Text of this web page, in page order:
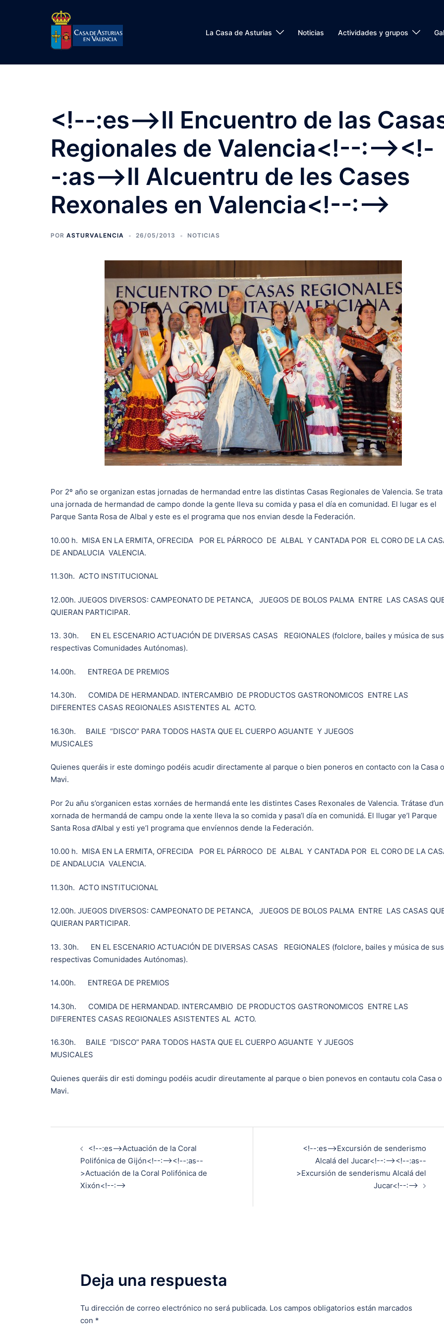
La Casa de Asturias Noticias Actividades y grupos
<!--:es-->II Encuentro de las
Regionales de Valencia<!--:--><!-
-:as-->II Alcuentru de les Cases
Rexonales en Valencia<!--:-->
POR ASTURVALENCIA 26/05/2013 NOTICIAS
Por 2º año se organizan estas jornadas de hermandad entre las distintas Casas Regionales de Valencia. Se trata
una jornada de hermandad de campo donde la gente lleva su comida y pasa el día en comunidad. El lugar es el
Parque Santa Rosa de Albal y este es el programa que nos envian desde la Federación.
10.00 h. MISA EN LA ERMITA, OFRECIDA POR EL PÁRROCO DE ALBAL Y CANTADA POR EL CORO DE LA
DE ANDALUCIA VALENCIA.
11.30h. ACTO INSTITUCIONAL
12.00h. JUEGOS DIVERSOS: CAMPEONATO DE PETANCA, JUEGOS DE BOLOS PALMA ENTRE LAS CASAS
QUIERAN PARTICIPAR.
13. 30h. EN EL ESCENARIO ACTUACIÓN DE DIVERSAS CASAS REGIONALES (folclore, bailes y música de sus
respectivas Comunidades Autónomas).
14.00h. ENTREGA DE PREMIOS
14.30h. COMIDA DE HERMANDAD. INTERCAMBIO DE PRODUCTOS GASTRONOMICOS ENTRE LAS
DIFERENTES CASAS REGIONALES ASISTENTES AL ACTO.
16.30h. BAILE “DISCO” PARA TODOS HASTA QUE EL CUERPO AGUANTE Y JUEGOS
MUSICALES
Quienes queráis ir este domingo podéis acudir directamente al parque o bien poneros en contacto con la Casa o
Mavi.
Por 2u añu s’organicen estas xornáes de hermandá ente les distintes Cases Rexonales de Valencia. Trátase
xornada de hermandá de campu onde la xente lleva la so comida y pasa’l día en comunidá. El llugar ye’l Parque
Santa Rosa d’Albal y esti ye’l programa que envíennos dende la Federación.
10.00 h. MISA EN LA ERMITA, OFRECIDA POR EL PÁRROCO DE ALBAL Y CANTADA POR EL CORO DE LA
DE ANDALUCIA VALENCIA.
11.30h. ACTO INSTITUCIONAL
12.00h. JUEGOS DIVERSOS: CAMPEONATO DE PETANCA, JUEGOS DE BOLOS PALMA ENTRE LAS CASAS
QUIERAN PARTICIPAR.
13. 30h. EN EL ESCENARIO ACTUACIÓN DE DIVERSAS CASAS REGIONALES (folclore, bailes y música de sus
respectivas Comunidades Autónomas).
14.00h. ENTREGA DE PREMIOS
14.30h. COMIDA DE HERMANDAD. INTERCAMBIO DE PRODUCTOS GASTRONOMICOS ENTRE LAS
DIFERENTES CASAS REGIONALES ASISTENTES AL ACTO.
16.30h. BAILE “DISCO” PARA TODOS HASTA QUE EL CUERPO AGUANTE Y JUEGOS
MUSICALES
Quienes queráis dir esti domingu podéis acudir direutamente al parque o bien ponevos en contautu cola Casa o
Mavi.
entradas
<!--:es-->Actuación de la Coral
Polifónica de Gijón<!--:--><!--:as--
>Actuación de la Coral Polifónica de
Xixón<!--:-->
<!--:es-->Excursión de senderismo
Alcalá del Jucar<!--:--><!--:as--
>Excursión de senderismu Alcalá del
Jucar<!--:-->
Deja una respuesta
Tu dirección de correo electrónico no será publicada. Los campos obligatorios están marcados
con *